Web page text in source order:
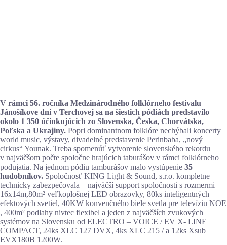
V rámci 56. ročníka Medzinárodného folklórneho festivalu
Jánošíkove dni v Terchovej sa na šiestich pódiách predstavilo
okolo 1 350 účinkujúcich zo Slovenska, Česka, Chorvátska,
Poľska a Ukrajiny. Popri dominantnom folklóre nechýbali koncerty
world music, výstavy, divadelné predstavenie Perinbaba, „nový
cirkus“ Younak. Treba spomenúť vytvorenie slovenského rekordu
v najväčšom počte spoločne hrajúcich taburášov v rámci folklórneho
podujatia. Na jednom pódiu tamburášov malo vystúpenie 35
hudobníkov. Spoločnosť KING Light & Sound, s.r.o. kompletne
technicky zabezpečovala – najväčší support spoločnosti s rozmermi
16x14m,80m² veľkoplošnej LED obrazovky, 80ks inteligentných
efektových svetiel, 40KW konvenčného biele svetla pre televíziu NOE
, 400m² podlahy nivtec flexibel a jeden z najväčších zvukových
systémov na Slovensku od ELECTRO – VOICE / EV X- LINE
COMPACT, 24ks XLC 127 DVX, 4ks XLC 215 / a 12ks Xsub
EVX180B 1200W.